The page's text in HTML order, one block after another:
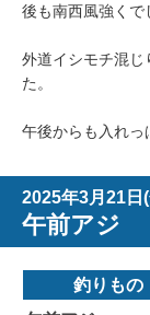
後も南西風強くで
外道イシモチ混じ
た。
午後からも入れっ
2025年3月21日
午前アジ
釣りもの